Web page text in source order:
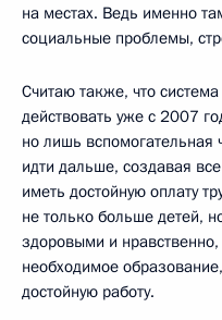
на местах. Ведь именно
социальные проблемы,
Считаю также, что
действовать уже с 2007
но лишь
идти дальше, создавая
иметь достойную оплату
не только больше детей,
здоровыми и
необходимое
достойную работу.